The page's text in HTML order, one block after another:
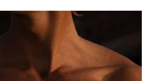
för att navigera mellan före och